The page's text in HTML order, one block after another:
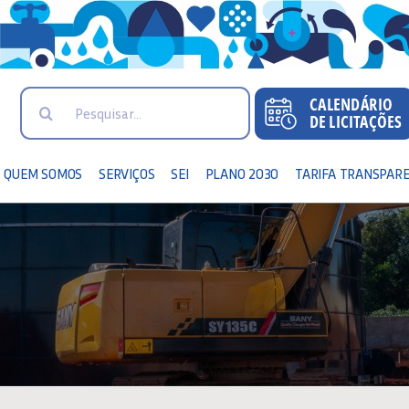
Search
QUEM SOMOS SERVIÇOS SEI PLANO 2030 TARIFA